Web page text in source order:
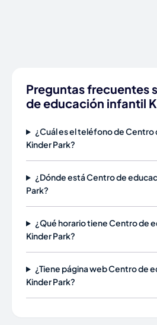
Preguntas frecuentes
de educación infantil
¿Cuál es el teléfono de
Kinder Park?
¿Dónde está Centro de
Park?
¿Qué horario tiene Centro de
Kinder Park?
¿Tiene página web Centro de
Kinder Park?